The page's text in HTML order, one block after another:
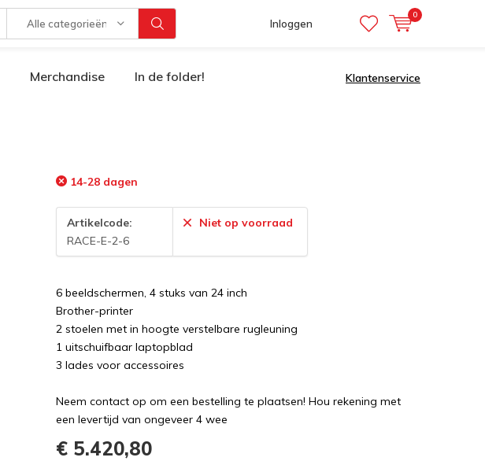
Alle categorieën Inloggen
0
Merchandise In de folder! Klantenservice
14-28 dagen
Artikelcode:
RACE-E-2-6
Niet op voorraad
6 beeldschermen, 4 stuks van 24 inch
Brother-printer
2 stoelen met in hoogte verstelbare rugleuning
1 uitschuifbaar laptopblad
3 lades voor accessoires
Neem contact op om een bestelling te plaatsen! Hou rekening met
een levertijd van ongeveer 4 wee
€ 5.420,80